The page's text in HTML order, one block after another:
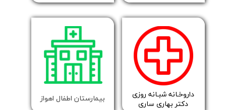
​داروخـانه شبـانه روزی
دکتر بهاری ساری
بیمارستان اطفال اهواز